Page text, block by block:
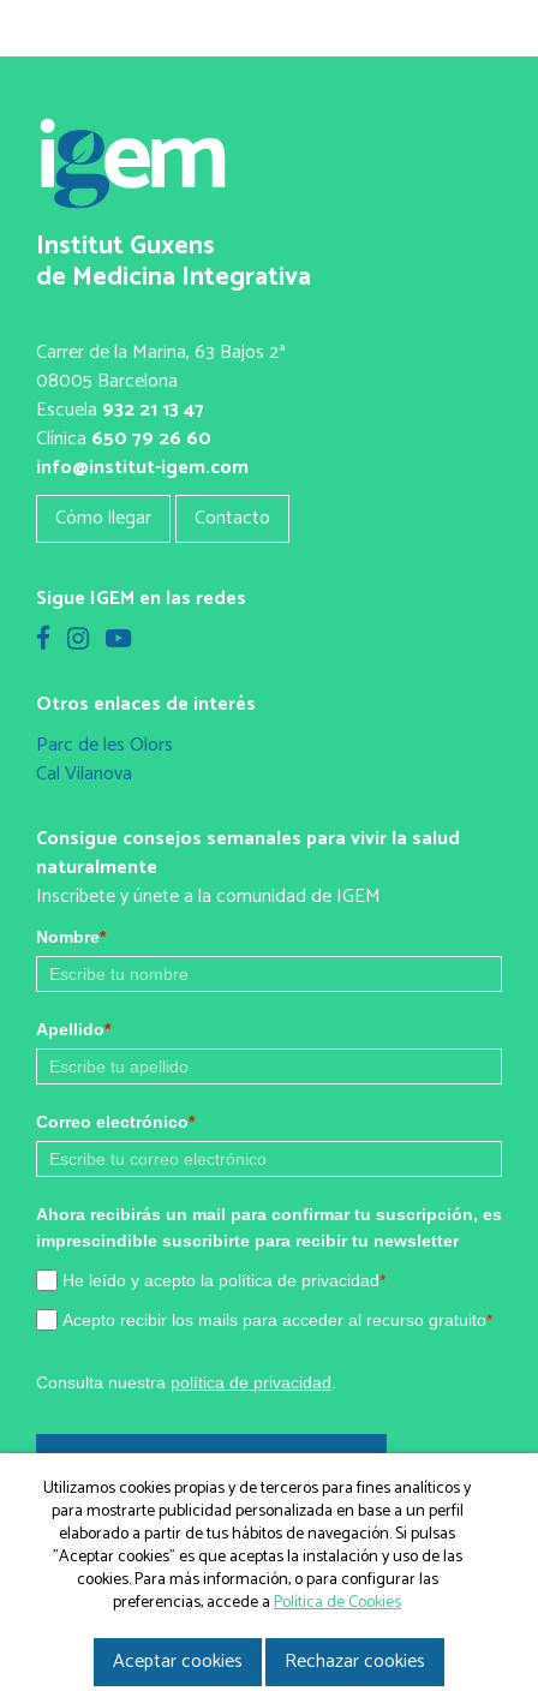
Institut Guxens
de Medicina Integrativa
Carrer de la Marina, 63 Bajos 2ª
08005 Barcelona
Escuela 932 21 13 47
Clínica 650 79 26 60
info@institut-igem.com
Cómo llegar
Contacto
Sigue IGEM en las redes
Otros enlaces de interés
Parc de les Olors
Cal Vilanova
Consigue consejos semanales para vivir la salud
naturalmente
Inscríbete y únete a la comunidad de IGEM
Nombre*
Apellido*
Correo electrónico*
Ahora recibirás un mail para confirmar tu suscripción, es
imprescindible suscribirte para recibir tu newsletter
He leído y acepto la política de privacidad*
Acepto recibir los mails para acceder al recurso gratuito*
Consulta nuestra política de privacidad
Marketing por
ActiveCampaign
© IGEM, Institut Guxens de Medicina Integrativa 2026
Utilizamos cookies propias y de terceros para fines analíticos y
para mostrarte publicidad personalizada en base a un perfil
elaborado a partir de tus hábitos de navegación. Si pulsas
"Aceptar cookies" es que aceptas la instalación y uso de las
cookies. Para más información, o para configurar las
preferencias, accede aPolítica de Cookies
Aceptar cookies Rechazar cookies